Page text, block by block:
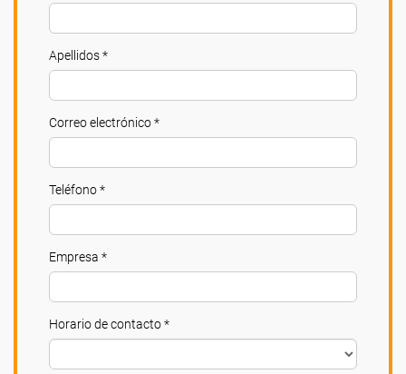
Apellidos *
Correo electrónico *
Teléfono *
Empresa *
Horario de contacto *